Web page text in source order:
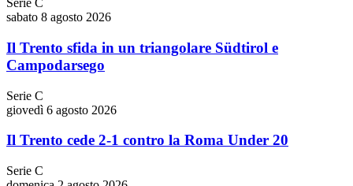
Serie C
sabato 8 agosto 2026
Il Trento sfida in un triangolare Südtirol e
Campodarsego
Serie C
giovedì 6 agosto 2026
Il Trento cede 2-1 contro la Roma Under 20
Serie C